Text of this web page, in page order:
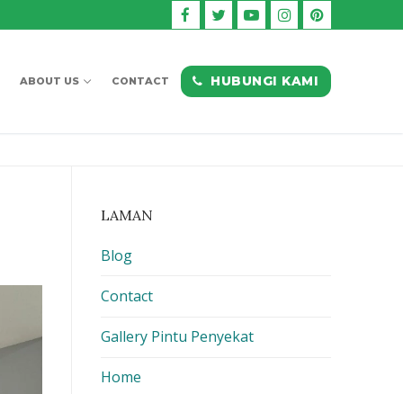
ABOUT US CONTACT HUBUNGI KAMI
LAMAN
Blog
Contact
Gallery Pintu Penyekat
Home